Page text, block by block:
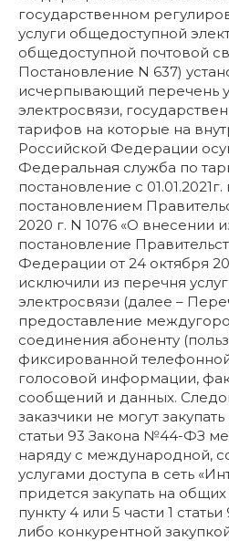
государственном
услуги общедоступной
общедоступной почтовой
Постановление N 637)
исчерпывающий перечень
электросвязи,
тарифов на которые на
Российской Федерации
Федеральная служба по
постановление с
постановлением
2020 г. N 1076 «О внесении
постановление
Федерации от 24 октября
исключили из перечня
электросвязи (далее –
предоставление
соединения абоненту
фиксированной
голосовой информации,
сообщений и данных.
заказчики не могут закупать
статьи 93 Закона №44-ФЗ
наряду с международной,
услугами доступа в сеть
придется закупать на
пункту 4 или 5 части 1
либо конкурентной